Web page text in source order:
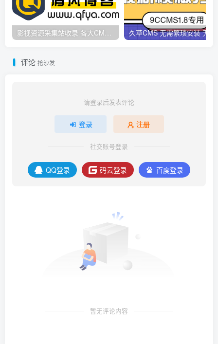
影视资源采集站收录 各大CMS采集资源站网址合集
评论 抢沙发
请登录后发表评论
登录 注册
社交账号登录
QQ登录 码云登录 百度登录
暂无评论内容